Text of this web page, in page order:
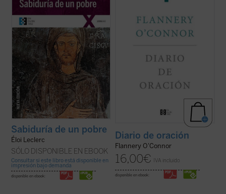
relectura de la «sabiduría» del Pobrecillo
y con una perspectiva totalmente ...
(ver
ficha)
Sabiduría de un pobre
Éloi Leclerc
SÓLO DISPONIBLE EN EBOOK
Consultar si este libro está disponible en
impresión bajo demanda
disponible en ebook:
supuesto un cambio en su vida.... (ver ficha)
Diario de oración
Flannery O'Connor
16,00€ IVA incluido
disponible en ebook: